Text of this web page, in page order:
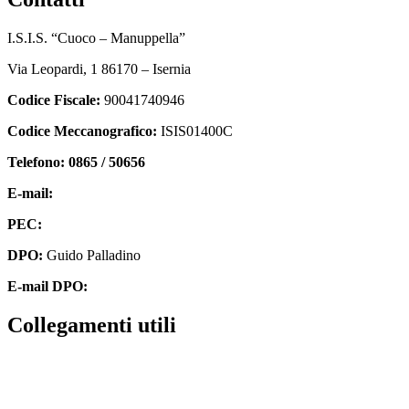
I.S.I.S. “Cuoco – Manuppella”
Via Leopardi, 1 86170 – Isernia
Codice Fiscale: 90041740946
Codice Meccanografico: ISIS01400C
Telefono: 0865 / 50656
E-mail:
PEC:
DPO: Guido Palladino
E-mail DPO:
collegamenti utili